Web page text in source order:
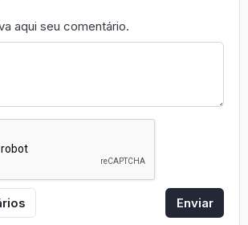
aqui seu comentário.
Enviar